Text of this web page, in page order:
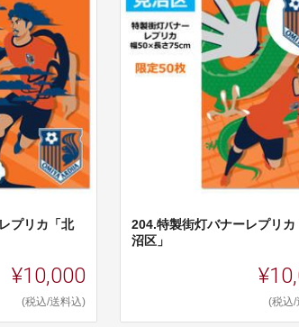
プリカ「北
¥10,000
(税込/送料込)
204.特製街灯バナーレプリカ
沼区」
(税込/